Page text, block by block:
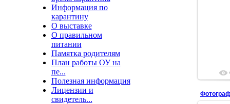
Информация по
карантину
О выставке
О правильном
питании
Памятка родителям
План работы ОУ на
пе...
Полезная информация
Лицензии и
свидетель...